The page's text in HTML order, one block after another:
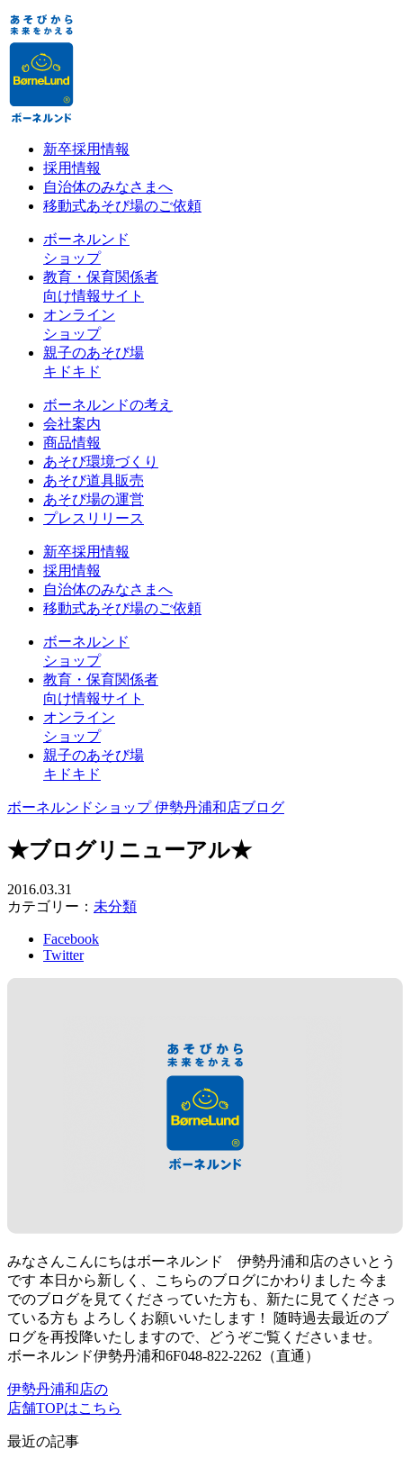
新卒採用情報
採用情報
自治体のみなさまへ
移動式あそび場のご依頼
ボーネルンド
ショップ
教育・保育関係者
向け情報サイト
オンライン
ショップ
親子のあそび場
キドキド
ボーネルンドの考え
会社案内
商品情報
あそび環境づくり
あそび道具販売
あそび場の運営
プレスリリース
新卒採用情報
採用情報
自治体のみなさまへ
移動式あそび場のご依頼
ボーネルンド
ショップ
教育・保育関係者
向け情報サイト
オンライン
ショップ
親子のあそび場
キドキド
ボーネルンドショップ 伊勢丹浦和店ブログ
★ブログリニューアル★
2016.03.31
カテゴリー： 未分類
Facebook
Twitter
みなさんこんにちはボーネルンド 伊勢丹浦和店のさいとう
です 本日から新しく、こちらのブログにかわりました 今ま
でのブログを見てくださっていた方も、新たに見てくださっ
ている方も よろしくお願いいたします！ 随時過去最近のブ
ログを再投降いたしますので、どうぞご覧くださいませ。
ボーネルンド伊勢丹浦和6F048-822-2262（直通）
伊勢丹浦和店の
店舗TOPはこちら
最近の記事